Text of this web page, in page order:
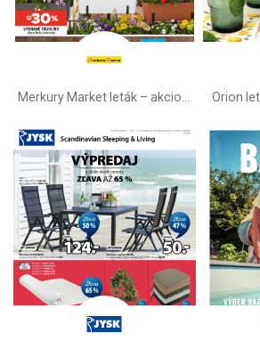
Merkury Market leták –⁠ akciová ponuka Orion